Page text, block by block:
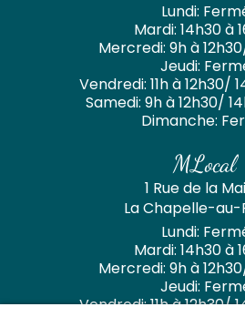
Lundi:
Mardi: 14h30 à
Mercredi: 9h à
Jeudi:
Vendredi: 11h à 12h30/
Samedi: 9h à 12h30/
Dimanche:
MLocal
1 Rue de la
La Chapelle-au-
Lundi:
Mardi: 14h30 à
Mercredi: 9h à
Jeudi:
Vendredi: 11h à 12h30/